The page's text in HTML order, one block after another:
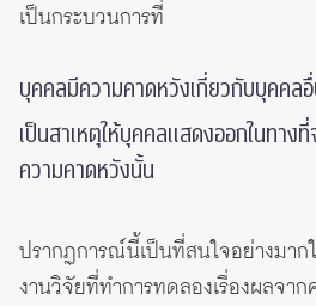
เป็นกระบวนการที่
บุคคลมีความคาดหวังเกี่ยวกับบุคคล
เป็นสาเหตุให้บุคคลแสดงออกในทา
ความคาดหวังนั้น
ปรากฏการณ์นี้เป็นที่สนใจอย่างมาก
งานวิจัยที่ทำการทดลองเรื่องผลจา